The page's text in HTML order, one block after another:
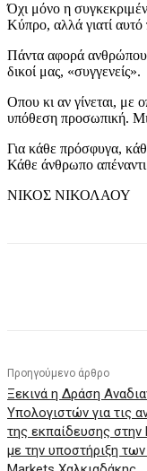
Όχι μόνο η
Κύπρο, αλλά γιατί
Πάντα αφορά
δικοί μας, «συγγενείς».
Οπου κι αν γίνεται, με
υπόθεση προσωπική.
Για κάθε πρόσφυγα,
Κάθε άνθρωπο απέναντι
ΝΙΚΟΣ ΝΙΚΟΛΑΟΥ
Προηγούμενο άρθρο
Ξεκινά η Δράση
Υπολογιστών για τις
της εκπαίδευσης στην
με την υποστήριξη